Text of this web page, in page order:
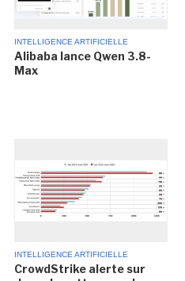
INTELLIGENCE ARTIFICIELLE
Alibaba lance Qwen 3.8-
Max
INTELLIGENCE ARTIFICIELLE
CrowdStrike alerte sur